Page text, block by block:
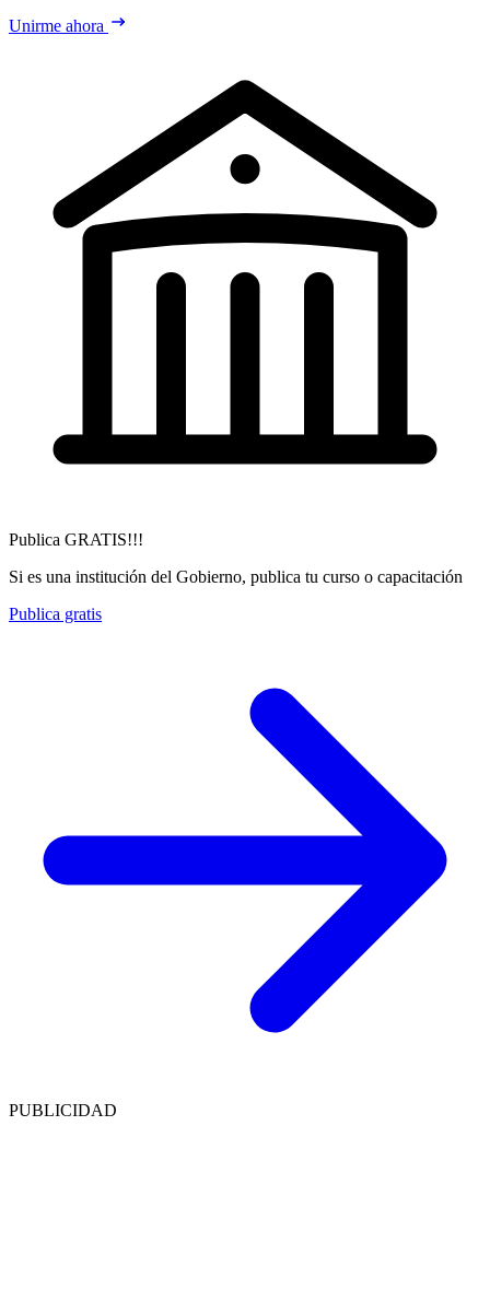
Unirme ahora
Publica GRATIS!!!
Si es una institución del Gobierno, publica tu curso o capacitación
Publica gratis
PUBLICIDAD